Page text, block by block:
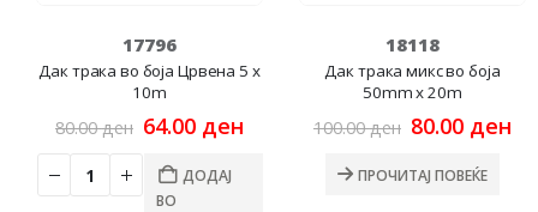
17796
Дак трака во боја Црвена 5 x
10m
80.00ден Original
was:
80.00 ден.
64.00 ден Current
64.00 ден.
ДОДАЈ
ВО
18118
Дак трака микс во боја
50mm x 20m
100.00ден Original
was:
100.00 ден.
80.00 ден
ПРОЧИТАЈ ПОВЕЌЕ